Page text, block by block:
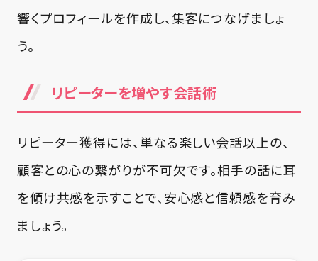
響くプロフィールを作成し、集客につなげましょ
う。
リピーターを増やす会話術
リピーター獲得には、単なる楽しい会話以上の、
顧客との心の繋がりが不可欠です。相手の話に耳
を傾け共感を示すことで、安心感と信頼感を育み
ましょう。